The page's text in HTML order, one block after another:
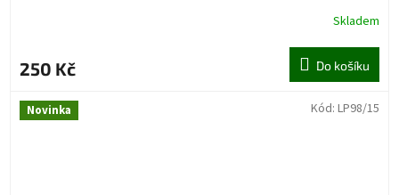
Skladem
250 Kč Do košíku
Novinka Kód: LP98/15